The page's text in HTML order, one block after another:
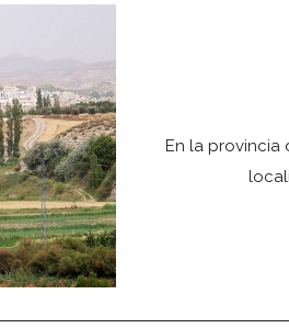
En la provincia